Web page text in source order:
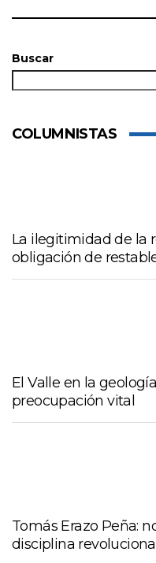
Buscar
COLUMNISTAS
La ilegitimidad de la
obligación de
El Valle en la
preocupación vital
Tomás Erazo Peña:
disciplina